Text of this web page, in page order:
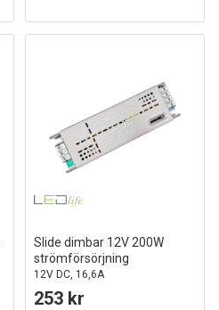
Slide dimbar 12V 200W
strömförsörjning
12V DC, 16,6A
253 kr